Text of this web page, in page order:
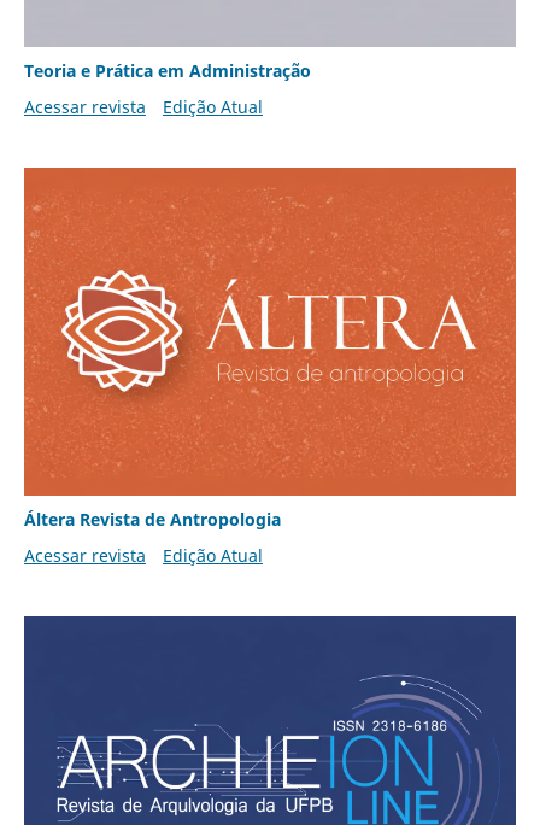
Teoria e Prática em Administração
Acessar revista
Edição Atual
Áltera Revista de Antropologia
Acessar revista
Edição Atual